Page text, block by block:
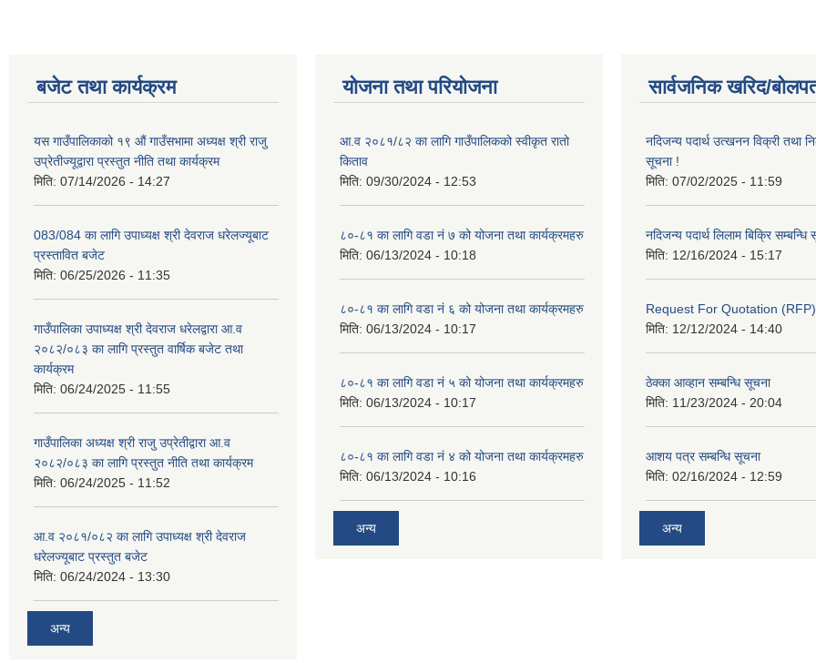
बजेट तथा कार्यक्रम
यस गाउँपालिकाको १९ औं गाउँसभामा अध्यक्ष श्री राजु
उप्रेतीज्यूद्वारा प्रस्तुत नीति तथा कार्यक्रम
मिति: 07/14/2026 - 14:27
083/084 का लागि उपाध्यक्ष श्री देवराज धरेलज्यूबाट
प्रस्तावित बजेट
मिति: 06/25/2026 - 11:35
गाउँपालिका उपाध्यक्ष श्री देवराज धरेलद्वारा आ.व
२०८२/०८३ का लागि प्रस्तुत वार्षिक बजेट तथा
कार्यक्रम
मिति: 06/24/2025 - 11:55
गाउँपालिका अध्यक्ष श्री राजु उप्रेतीद्वारा आ.व
२०८२/०८३ का लागि प्रस्तुत नीति तथा कार्यक्रम
मिति: 06/24/2025 - 11:52
आ.व २०८१/०८२ का लागि उपाध्यक्ष श्री देवराज
धरेलज्यूबाट प्रस्तुत बजेट
मिति: 06/24/2024 - 13:30
अन्य
योजना तथा परियोजना
आ.व २०८१/८२ का लागि गाउँपालिकको स्वीकृत रातो
किताव
मिति: 09/30/2024 - 12:53
८०-८१ का लागि वडा नं ७ को योजना तथा कार्यक्रमहरु
मिति: 06/13/2024 - 10:18
८०-८१ का लागि वडा नं ६ को योजना तथा कार्यक्रमहरु
मिति: 06/13/2024 - 10:17
८०-८१ का लागि वडा नं ५ को योजना तथा कार्यक्रमहरु
मिति: 06/13/2024 - 10:17
८०-८१ का लागि वडा नं ४ को योजना तथा कार्यक्रमहरु
मिति: 06/13/2024 - 10:16
अन्य
सार्वजनिक खरिद/
नदिजन्य पदार्थ उत्खनन विक्री तथा
सूचना !
मिति: 07/02/2025 - 11:59
नदिजन्य पदार्थ लिलाम बिक्रि सम्बन्धि
मिति: 12/16/2024 - 15:17
Request For Quotation (RFP)
मिति: 12/12/2024 - 14:40
ठेक्का आव्हान सम्बन्धि सूचना
मिति: 11/23/2024 - 20:04
आशय पत्र सम्बन्धि सूचना
मिति: 02/16/2024 - 12:59
अन्य